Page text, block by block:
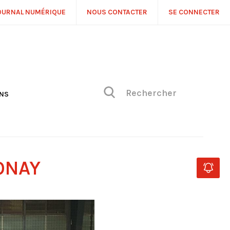
NUMÉRIQUE NOUS CONTACTER SE CONNECTER